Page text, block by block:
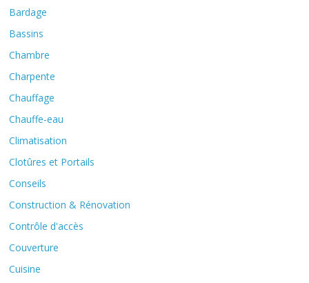
Bardage
Bassins
Chambre
Charpente
Chauffage
Chauffe-eau
Climatisation
Clotûres et Portails
Conseils
Construction & Rénovation
Contrôle d'accès
Couverture
Cuisine